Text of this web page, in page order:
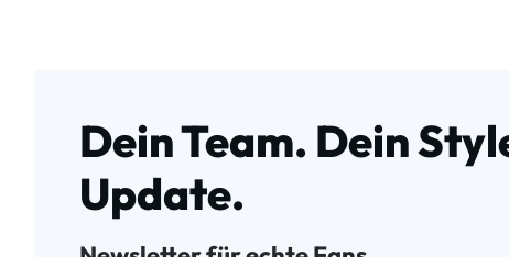
Dein Team. Dein
Update.